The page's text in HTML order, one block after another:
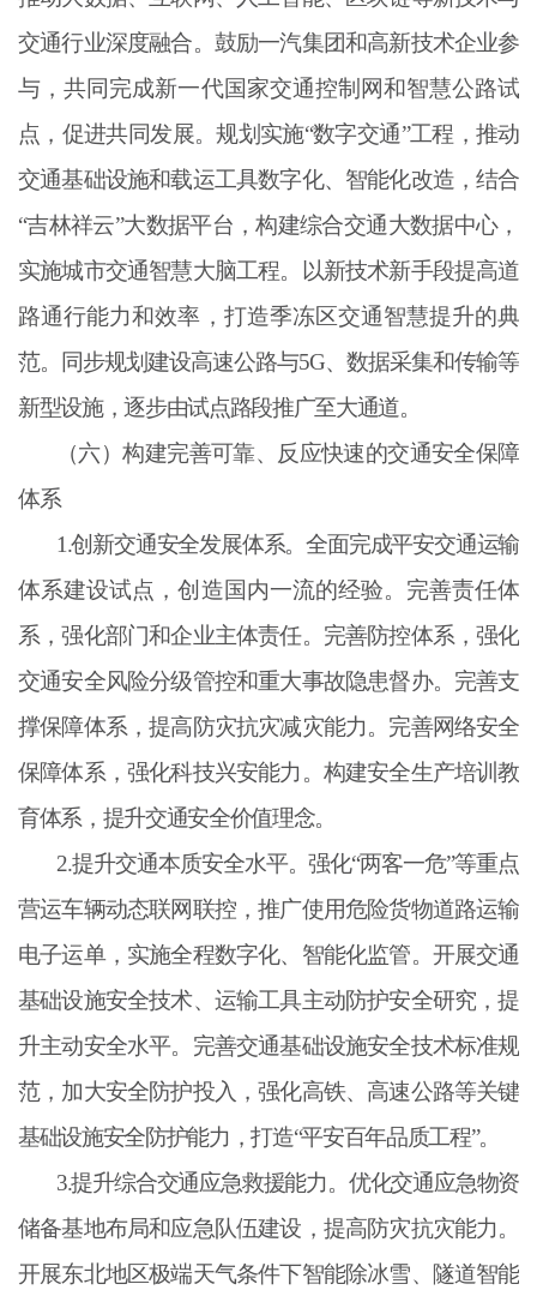
交通行业深度融合。鼓励一汽集团和高新技术企业参
与，共同完成新一代国家交通控制网和智慧公路试
点，促进共同发展。规划实施“数字交通”工程，推动
交通基础设施和载运工具数字化、智能化改造，结合
“吉林祥云”大数据平台，构建综合交通大数据中心，
实施城市交通智慧大脑工程。以新技术新手段提高道
路通行能力和效率，打造季冻区交通智慧提升的典
范。同步规划建设高速公路与5G、数据采集和传输等
新型设施，逐步由试点路段推广至大通道。
（六）构建完善可靠、反应快速的交通安全保障
体系
1.创新交通安全发展体系。全面完成平安交通运输
体系建设试点，创造国内一流的经验。完善责任体
系，强化部门和企业主体责任。完善防控体系，强化
交通安全风险分级管控和重大事故隐患督办。完善支
撑保障体系，提高防灾抗灾减灾能力。完善网络安全
保障体系，强化科技兴安能力。构建安全生产培训教
育体系，提升交通安全价值理念。
2.提升交通本质安全水平。强化“两客一危”等重点
营运车辆动态联网联控，推广使用危险货物道路运输
电子运单，实施全程数字化、智能化监管。开展交通
基础设施安全技术、运输工具主动防护安全研究，提
升主动安全水平。完善交通基础设施安全技术标准规
范，加大安全防护投入，强化高铁、高速公路等关键
基础设施安全防护能力，打造“平安百年品质工程”。
3.提升综合交通应急救援能力。优化交通应急物资
储备基地布局和应急队伍建设，提高防灾抗灾能力。
开展东北地区极端天气条件下智能除冰雪、隧道智能